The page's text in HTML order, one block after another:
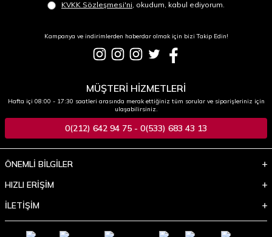
KVKK Sözleşmesi'ni, okudum, kabul ediyorum.
Kampanya ve indirimlerden haberdar olmak için bizi Takip Edin!
MÜŞTERİ HİZMETLERİ
Hafta içi 08:00 - 17:30 saatleri arasında merak ettiğiniz tüm sorular ve siparişleriniz için
ulaşabilirsiniz.
0(212) 642 94 75 - 0(533) 683 43 13
ÖNEMLİ BİLGİLER
HIZLI ERİŞİM
İLETİŞİM